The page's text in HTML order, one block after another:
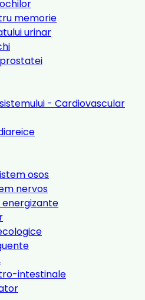
memorie
urinar
- Cardiovascular
osos
nervos
energizante
intestinale